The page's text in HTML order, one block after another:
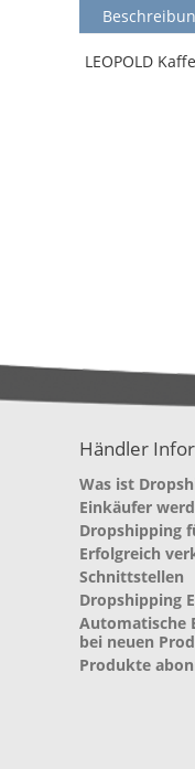
LEOPOLD
Händler
Was ist
Einkäufer
Dropshipping
Erfolgreich
Schnittstellen
Dropshipping
Automatische
bei neuen
Produkte